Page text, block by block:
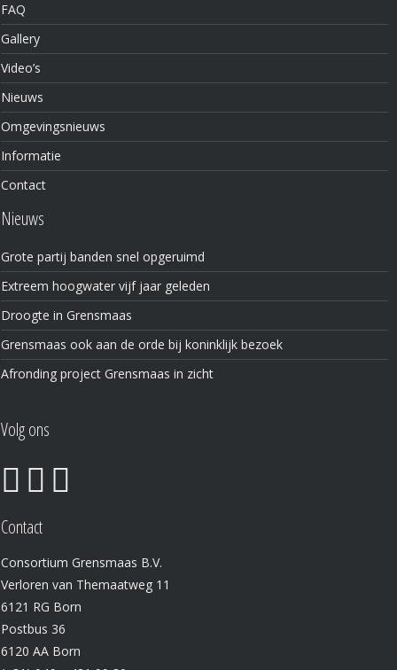
FAQ
Gallery
Video’s
Nieuws
Omgevingsnieuws
Informatie
Contact
Nieuws
Grote partij banden snel opgeruimd
Extreem hoogwater vijf jaar geleden
Droogte in Grensmaas
Grensmaas ook aan de orde bij koninklijk bezoek
Afronding project Grensmaas in zicht
Volg ons
Contact
Consortium Grensmaas B.V.
Verloren van Themaatweg 11
6121 RG Born
Postbus 36
6120 AA Born